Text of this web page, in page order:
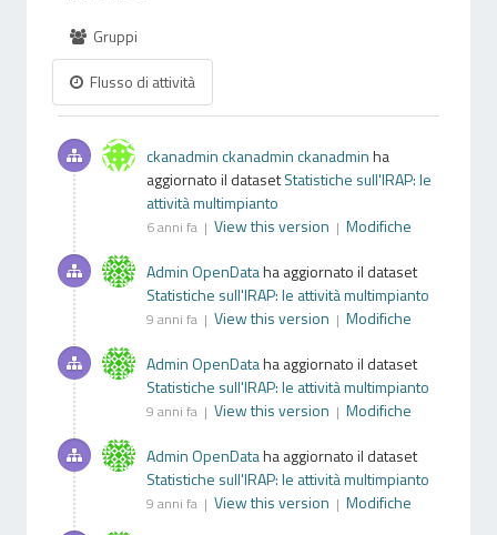
Gruppi
Flusso di attività
ckanadmin ckanadmin ckanadminha
aggiornato il datasetStatistiche sull'IRAP: le
attività multimpianto
6 anni fa | View this version | Modifiche
Admin OpenDataha aggiornato il dataset
Statistiche sull'IRAP: le attività multimpianto
9 anni fa | View this version | Modifiche
Admin OpenDataha aggiornato il dataset
Statistiche sull'IRAP: le attività multimpianto
9 anni fa | View this version | Modifiche
Admin OpenDataha aggiornato il dataset
Statistiche sull'IRAP: le attività multimpianto
9 anni fa | View this version | Modifiche